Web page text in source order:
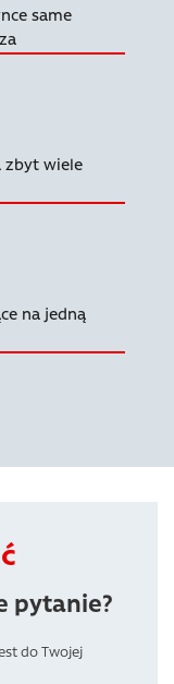
same
zbyt wiele
na jedną
pytanie?
do Twojej